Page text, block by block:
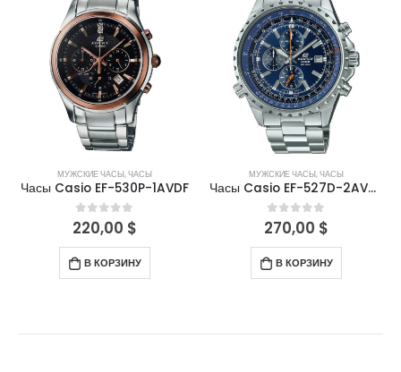
МУЖСКИЕ ЧАСЫ,ЧАСЫ
Часы Casio EF-530P-1AVDF
0out of 5
220,00 $
В КОРЗИНУ
МУЖСКИЕ ЧАСЫ,ЧАСЫ
Часы Casio EF-527D-2AVUEF
0out of 5
270,00 $
В КОРЗИНУ